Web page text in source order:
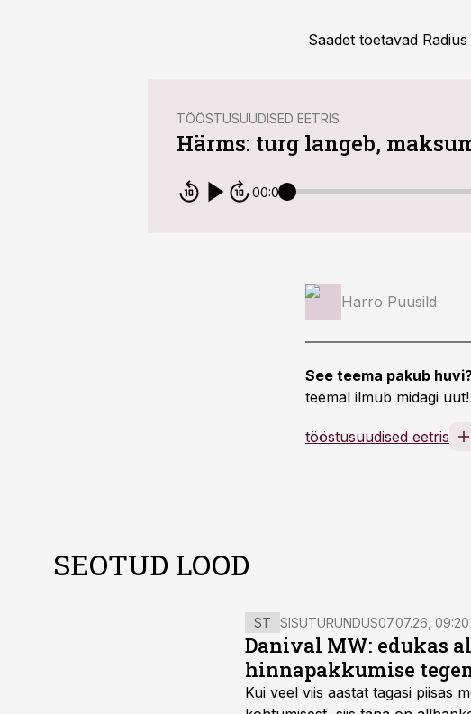
Saadet toetavad
TÖÖSTUSUUDISED EETRIS
Härms: turg langeb,
00:00
Harro Puusild
See teema pakub
teemal ilmub midagi uut!
tööstusuudised eetris
SEOTUD LOOD
ST SISUTURUNDUS07.07.26, 09:20
Danival MW: edukas
hinnapakkumise
Kui veel viis aastat tagasi piisas